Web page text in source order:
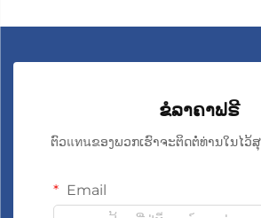
ຂໍລາຄາຟຣີ
ຕົວแทนຂອງພວກເຮົາຈະຕິດຕໍ່ທ່ານໃນໄວ້ສຸ
Email